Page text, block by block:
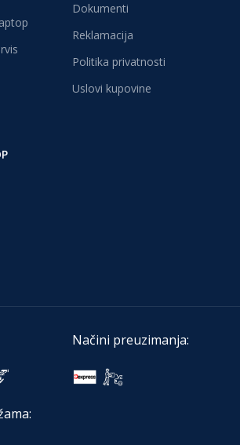
Dokumenti
Reklamacija
Politika privatnosti
Uslovi kupovine
Načini preuzimanja: